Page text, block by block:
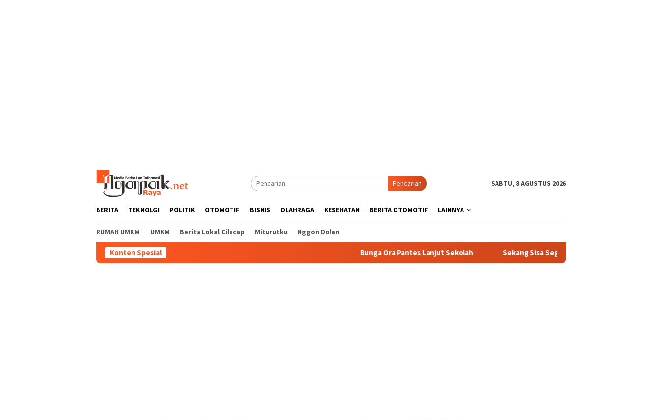
Pencarian SABTU, 8 AGUSTUS 2026
BERITA TEKNOLGI POLITIK OTOMOTIF BISNIS OLAHRAGA KESEHATAN BERITA OTOMOTIF LAINNYA
RUMAH UMKM UMKM Berita Lokal Cilacap Miturutku Nggon Dolan
Konten Spesial Bunga Ora Pantes Lanjut Sekolah Sekang Sisa Sega Diubah Dadi Omset: Kisah Santri